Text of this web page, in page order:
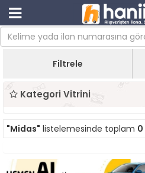
Filtrele
Kategori Vitrini
"Midas" listelemesinde toplam 0